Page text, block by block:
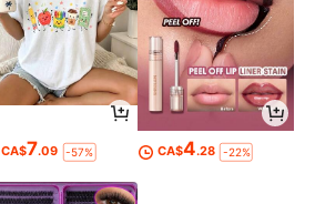
CA$7.09 -57% CA$4.28 -22%